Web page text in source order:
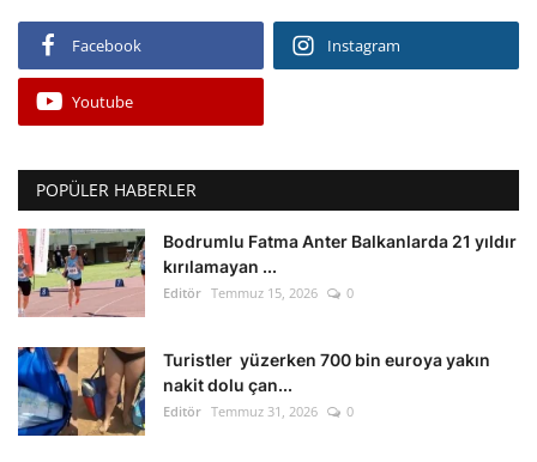
Facebook Instagram
Youtube
POPÜLER HABERLER
Bodrumlu Fatma Anter Balkanlarda 21 yıldır
kırılamayan ...
Editör Temmuz 15, 2026 0
Turistler yüzerken 700 bin euroya yakın
nakit dolu çan...
Editör Temmuz 31, 2026 0